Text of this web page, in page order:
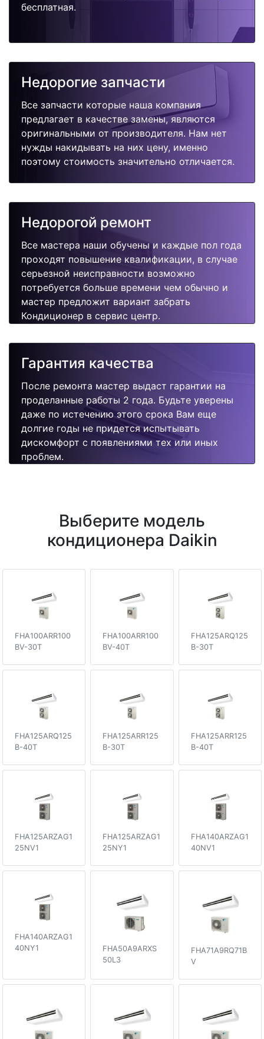
бесплатная.
Недорогие запчасти
Все запчасти которые наша компания
предлагает в качестве замены, являются
оригинальными от производителя. Нам нет
нужды накидывать на них цену, именно
поэтому стоимость значительно отличается.
Недорогой ремонт
Все мастера наши обучены и каждые пол года
проходят повышение квалификации, в случае
серьезной неисправности возможно
потребуется больше времени чем обычно и
мастер предложит вариант забрать
Кондиционер в сервис центр.
Гарантия качества
После ремонта мастер выдаст гарантии на
проделанные работы 2 года. Будьте уверены
даже по истечению этого срока Вам еще
долгие годы не придется испытывать
дискомфорт с появлениями тех или иных
проблем.
Выберите модель
кондиционера Daikin
FHA100ARR100
BV-30T
FHA100ARR100
BV-40T
FHA125ARQ125
B-30T
FHA125ARQ125
B-40T
FHA125ARR125
B-30T
FHA125ARR125
B-40T
FHA125ARZAG1
25NV1
FHA125ARZAG1
25NY1
FHA140ARZAG1
40NV1
FHA140ARZAG1
40NY1
FHA50A9ARXS
50L3
FHA71A9RQ71B
V